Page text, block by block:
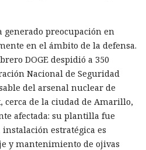
preocupación en
en el ámbito de la defensa.
DOGE despidió a 350
Nacional de Seguridad
del arsenal nuclear de
cerca de la ciudad de Amarillo,
afectada: su plantilla fue
estratégica es
y mantenimiento de ojivas